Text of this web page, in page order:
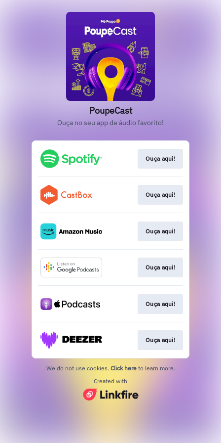
PoupeCast
Ouça no seu app de áudio favorito!
Ouça aqui!
Ouça aqui!
Ouça aqui!
Ouça aqui!
Ouça aqui!
Ouça aqui!
We do not use cookies. Click here to learn more.
Created with